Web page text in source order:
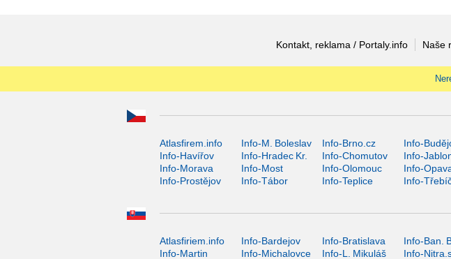
Kontakt, reklama / Portaly.info Naše
Atlasfirem.info Info-M. Boleslav Info-Brno.cz Info-
Info-Havířov
Info-Hradec Kr. Info-Chomutov Info-
Info-Morava
Info-Most Info-Olomouc Info-
Info-Prostějov
Info-Tábor Info-Teplice Info-
Atlasfiriem.info Info-Bardejov Info-Bratislava Info-Ban.
Info-Martin
Info-Michalovce Info-L. Mikuláš Info-